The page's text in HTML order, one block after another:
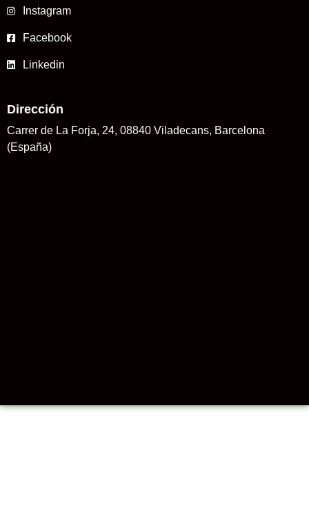
Instagram
Facebook
Linkedin
Dirección
Carrer de La Forja, 24, 08840 Viladecans, Barcelona
(España)